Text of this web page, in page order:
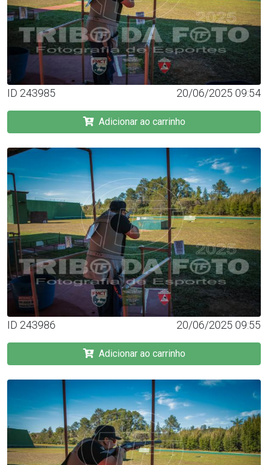
ID 243985 20/06/2025 09:54
Adicionar ao carrinho
ID 243986 20/06/2025 09:55
Adicionar ao carrinho